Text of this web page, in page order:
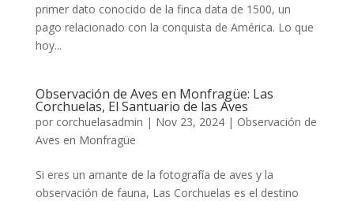
primer dato conocido de la finca data de 1500, un
pago relacionado con la conquista de América. Lo que
hoy...
Observación de Aves en Monfragüe: Las
Corchuelas, El Santuario de las Aves
por corchuelasadmin | Nov 23, 2024| Observación de
Aves en Monfragüe
Si eres un amante de la fotografía de aves y la
observación de fauna, Las Corchuelas es el destino